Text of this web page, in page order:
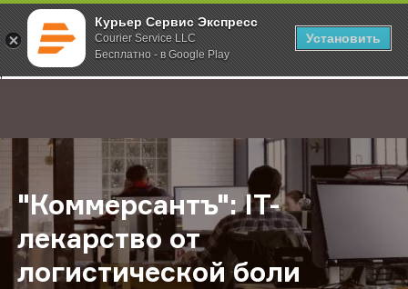
Курьер Сервис Экспресс
Courier Service LLC
Бесплатно - в Google Play
Установить
;
Главная О компании Новости "Коммерсантъ": IT-лекарство от
"Коммерсантъ": IT-
лекарство от
логистической боли